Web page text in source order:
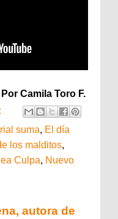
Por Camila Toro F.
suma, El día
los malditos,
Culpa, Nuevo
autora de